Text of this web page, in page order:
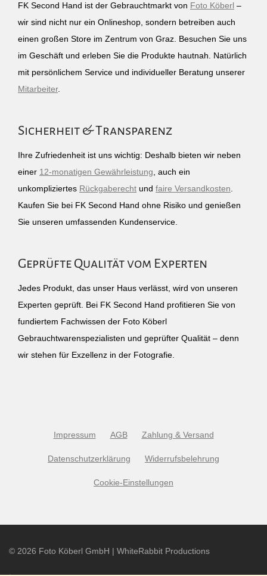
FK Second Hand ist der Gebrauchtmarkt von Foto Köberl –
wir sind nicht nur ein Onlineshop, sondern betreiben auch
einen großen Store im Zentrum von Graz. Besuchen Sie uns
im Geschäft und erleben Sie die Produkte hautnah. Natürlich
mit persönlichem Service und individueller Beratung unserer
Mitarbeiter.
Sicherheit & Transparenz
Ihre Zufriedenheit ist uns wichtig: Deshalb bieten wir neben
einer 12-monatigen Gewährleistung , auch ein
unkompliziertes Rückgaberecht und faire Versandkosten
Kaufen Sie bei FK Second Hand ohne Risiko und genießen
Sie unseren umfassenden Kundenservice.
Geprüfte Qualität vom Experten
Jedes Produkt, das unser Haus verlässt, wird von unseren
Experten geprüft. Bei FK Second Hand profitieren Sie von
fundiertem Fachwissen der Foto Köberl
Gebrauchtwarenspezialisten und geprüfter Qualität – denn
wir stehen für Exzellenz in der Fotografie.
Impressum AGB Zahlung & Versand
Datenschutzerklärung Widerrufsbelehrung
Cookie-Einstellungen
© 2026 Foto Köberl GmbH | WhiteRabbit Productions